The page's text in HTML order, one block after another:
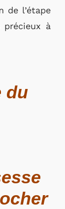
de l’étape
précieux à
du